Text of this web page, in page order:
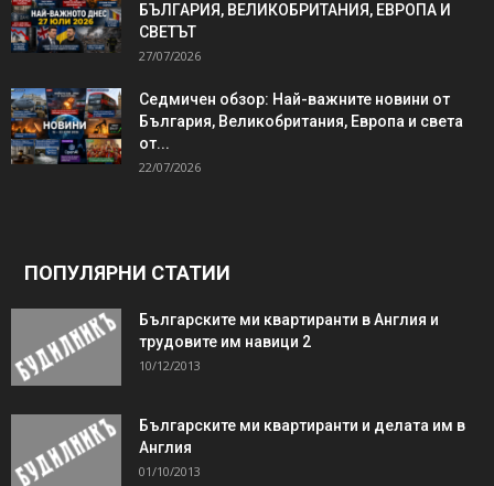
БЪЛГАРИЯ, ВЕЛИКОБРИТАНИЯ, ЕВРОПА И
СВЕТЪТ
27/07/2026
Седмичен обзор: Най-важните новини от
България, Великобритания, Европа и света
от...
22/07/2026
ПОПУЛЯРНИ СТАТИИ
Българските ми квартиранти в Англия и
трудовите им навици 2
10/12/2013
Българските ми квартиранти и делата им в
Англия
01/10/2013